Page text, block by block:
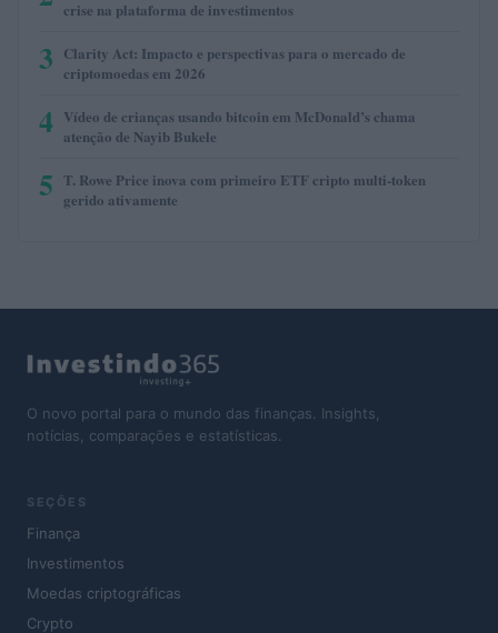
crise na plataforma de investimentos
3 Clarity Act: Impacto e perspectivas para o mercado de
criptomoedas em 2026
4 Vídeo de crianças usando bitcoin em McDonald’s chama
atenção de Nayib Bukele
5 T. Rowe Price inova com primeiro ETF cripto multi-token
gerido ativamente
O novo portal para o mundo das finanças. Insights,
notícias, comparações e estatísticas.
SEÇÕES
Finança
Investimentos
Moedas criptográficas
Crypto